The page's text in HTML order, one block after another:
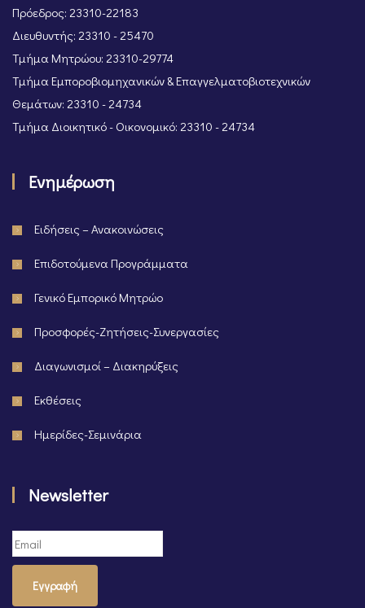
Πρόεδρος: 23310-22183
Διευθυντής: 23310 - 25470
Τμήμα Μητρώου: 23310-29774
Τμήμα Εμποροβιομηχανικών & Επαγγελματοβιοτεχνικών
Θεμάτων: 23310 - 24734
Τμήμα Διοικητικό - Οικονομικό: 23310 - 24734
Ενημέρωση
Ειδήσεις – Ανακοινώσεις
Επιδοτούμενα Προγράμματα
Γενικό Εμπορικό Μητρώο
Προσφορές-Ζητήσεις-Συνεργασίες
Διαγωνισμοί – Διακηρύξεις
Εκθέσεις
Ημερίδες-Σεμινάρια
Newsletter
Εγγραφή